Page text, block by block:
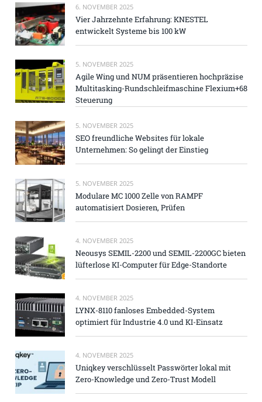
6. NOVEMBER 2025
Vier Jahrzehnte Erfahrung: KNESTEL
entwickelt Systeme bis 100 kW
5. NOVEMBER 2025
Agile Wing und NUM präsentieren hochpräzise
Multitasking-Rundschleifmaschine Flexium+68
Steuerung
5. NOVEMBER 2025
SEO freundliche Websites für lokale
Unternehmen: So gelingt der Einstieg
5. NOVEMBER 2025
Modulare MC 1000 Zelle von RAMPF
automatisiert Dosieren, Prüfen
4. NOVEMBER 2025
Neousys SEMIL-2200 und SEMIL-2200GC bieten
lüfterlose KI-Computer für Edge-Standorte
4. NOVEMBER 2025
LYNX-8110 fanloses Embedded-System
optimiert für Industrie 4.0 und KI-Einsatz
4. NOVEMBER 2025
Uniqkey verschlüsselt Passwörter lokal mit
Zero-Knowledge und Zero-Trust Modell